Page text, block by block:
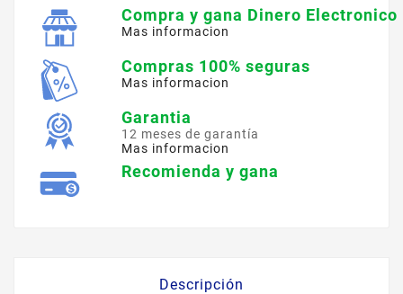
Compra y gana Dinero Electronico
Mas informacion
Compras 100% seguras
Mas informacion
Garantia
12 meses de garantía
Mas informacion
Recomienda y gana
Descripción